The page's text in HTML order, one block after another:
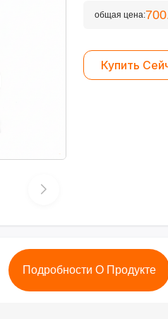
общая цена:
Купить
Подробности О Продукте